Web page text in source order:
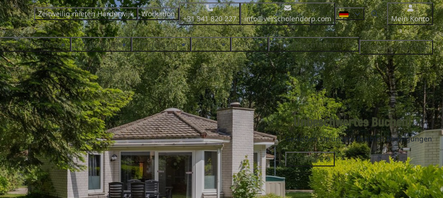
Zeitweilig mieten Harderwijk Workation
+31 341 820 227 info@verscholendorp.com Mein Konto
in Harderwijk Einrichtungen Umgebung Ferien Kontakt Park Informationen Suchen & Buchen
Unbeschwertes Buchen!
Genießen Sie unsere flexiblen Bedingungen
Ansehen!